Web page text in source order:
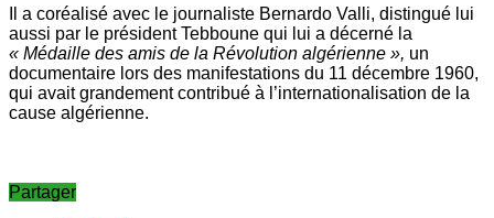
Il a coréalisé avec le journaliste Bernardo Valli, distingué lui
aussi par le président Tebboune qui lui a décerné la
« Médaille des amis de la Révolution algérienne », un
documentaire lors des manifestations du 11 décembre 1960,
qui avait grandement contribué à l’internationalisation de la
cause algérienne.
Partager